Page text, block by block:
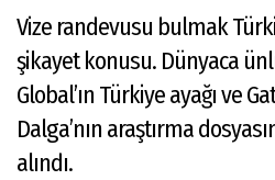
Vize randevusu bulmak
şikayet konusu. Dünyaca
Global’ın Türkiye ayağı ve
Dalga’nın araştırma
alındı.